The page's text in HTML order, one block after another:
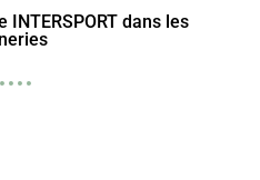
INTERSPORT dans les